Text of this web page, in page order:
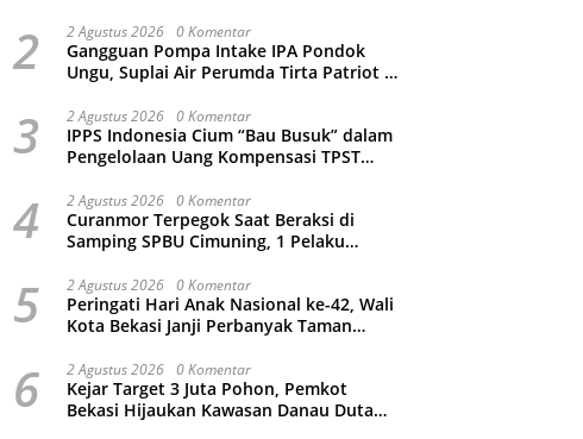
2 2 Agustus 2026 0 Komentar
Gangguan Pompa Intake IPA Pondok
Ungu, Suplai Air Perumda Tirta Patriot di
3 2 Agustus 2026 0 Komentar
IPPS Indonesia Cium “Bau Busuk” dalam
Pengelolaan Uang Kompensasi TPST
4 2 Agustus 2026 0 Komentar
Curanmor Terpegok Saat Beraksi di
Samping SPBU Cimuning, 1 Pelaku
5 2 Agustus 2026 0 Komentar
Peringati Hari Anak Nasional ke-42, Wali
Kota Bekasi Janji Perbanyak Taman
6 2 Agustus 2026 0 Komentar
Kejar Target 3 Juta Pohon, Pemkot
Bekasi Hijaukan Kawasan Danau Duta